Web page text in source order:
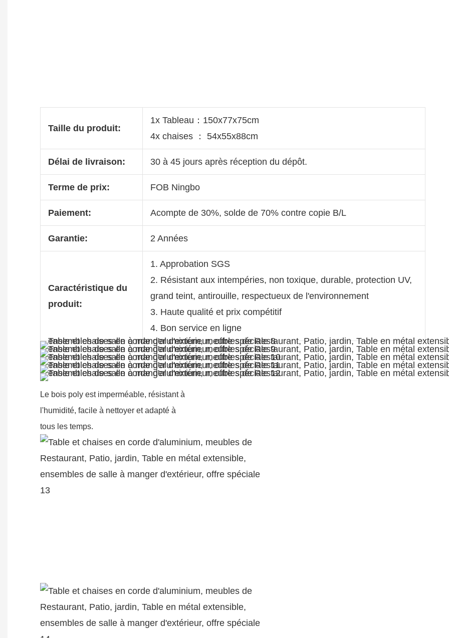
Taille du produit:
1x Tableau：150x77x75cm
4x chaises ： 54x55x88cm
Délai de livraison: 30 à 45 jours après réception du dépôt.
Terme de prix: FOB Ningbo
Paiement: Acompte de 30%, solde de 70% contre copie B/L
Garantie: 2 Années
Caractéristique du
produit:
1. Approbation SGS
2. Résistant aux intempéries, non toxique, durable, protection UV,
grand teint, antirouille, respectueux de l'environnement
3. Haute qualité et prix compétitif
4. Bon service en ligne
Le bois poly est imperméable, résistant à
l'humidité, facile à nettoyer et adapté à
tous les temps.